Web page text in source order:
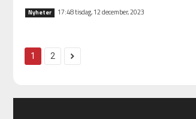
Nyheter 17:48 tisdag, 12 december, 2023
1 2